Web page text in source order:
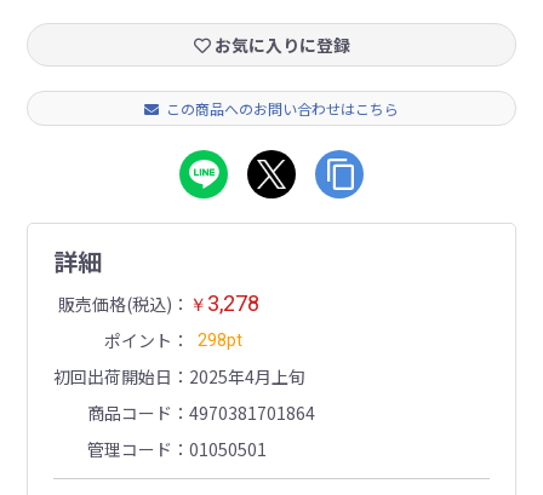
お気に入りに登録
この商品へのお問い合わせはこちら
詳細
販売価格(税込) ￥ 3,278
ポイント 298pt
初回出荷開始日
2025年4月上旬
商品コード
4970381701864
管理コード
01050501